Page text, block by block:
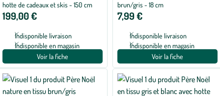
hotte de cadeaux et skis - 150 cm
199,00 €
Indisponible livraison
Indisponible en magasin
Voir la fiche
brun/gris - 18 cm
7,99 €
Indisponible livraison
Indisponible en magasin
Voir la fiche